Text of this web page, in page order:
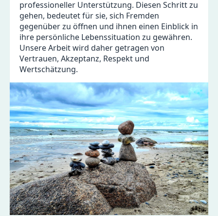
professioneller Unterstützung. Diesen Schritt zu
gehen, bedeutet für sie, sich Fremden
gegenüber zu öffnen und ihnen einen Einblick in
ihre persönliche Lebenssituation zu gewähren.
Unsere Arbeit wird daher getragen von
Vertrauen, Akzeptanz, Respekt und
Wertschätzung.